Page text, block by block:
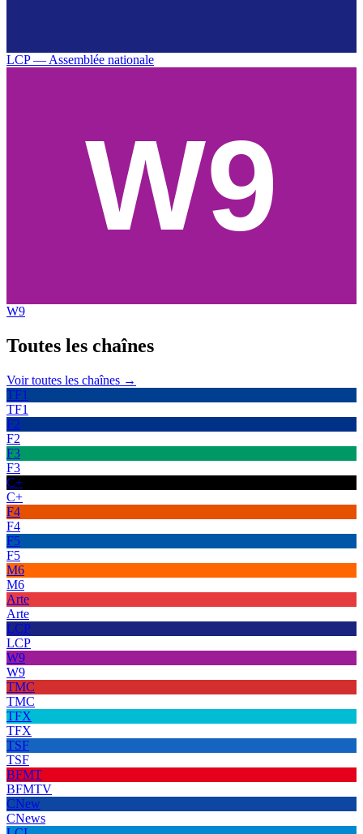
LCP — Assemblée nationale
W9
Toutes les chaînes
Voir toutes les chaînes →
TF1
TF1
F2
F2
F3
F3
C+
C+
F4
F4
F5
F5
M6
M6
Arte
Arte
LCP
LCP
W9
W9
TMC
TMC
TFX
TFX
TSF
TSF
BFMT
BFMTV
CNew
CNews